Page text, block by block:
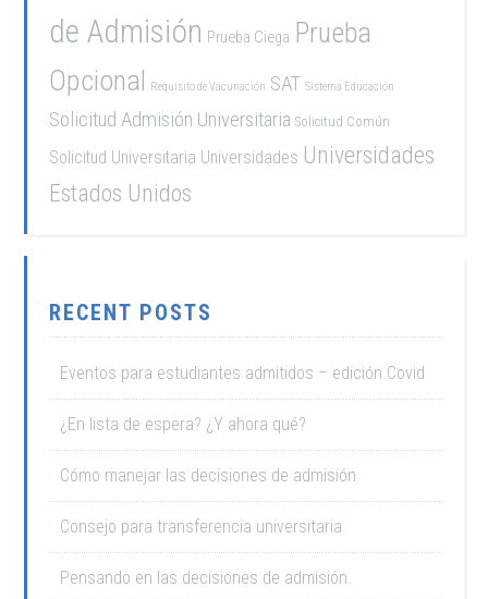
de Admisión Prueba Ciega Prueba
Opcional Requisito de Vacunación SAT Sistema Educación
Solicitud Admisión Universitaria Solicitud Común
Solicitud Universitaria Universidades Universidades
Estados Unidos
RECENT POSTS
Eventos para estudiantes admitidos – edición Covid
¿En lista de espera? ¿Y ahora qué?
Cómo manejar las decisiones de admisión
Consejo para transferencia universitaria
Pensando en las decisiones de admisión.